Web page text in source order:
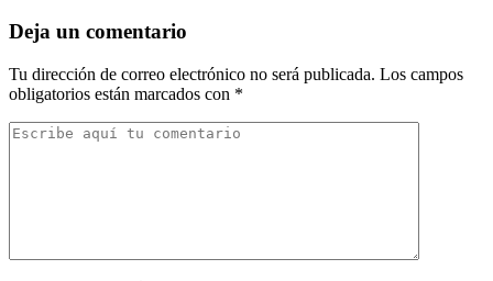
Deja un comentario
Tu dirección de correo electrónico no será publicada. Los campos
obligatorios están marcados con *